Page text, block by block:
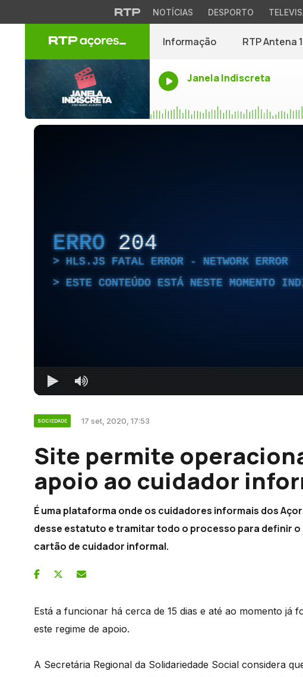
NOTÍCIAS DESPORTO
Informação RTP Antena
Janela Indiscreta
ERRO 204
HLS.JS FATAL ERROR - NETWORK ERROR
ESTE CONTEÚDO ESTÁ NESTE MOMENTO
SOCIEDADE 17 set, 2020, 17:53
Site permite
apoio ao cuidador
É uma plataforma onde os cuidadores informais dos
desse estatuto e tramitar todo o processo para definir o
cartão de cuidador informal.
Está a funcionar há cerca de 15 dias e até ao momento já
este regime de apoio.
A Secretária Regional da Solidariedade Social considera